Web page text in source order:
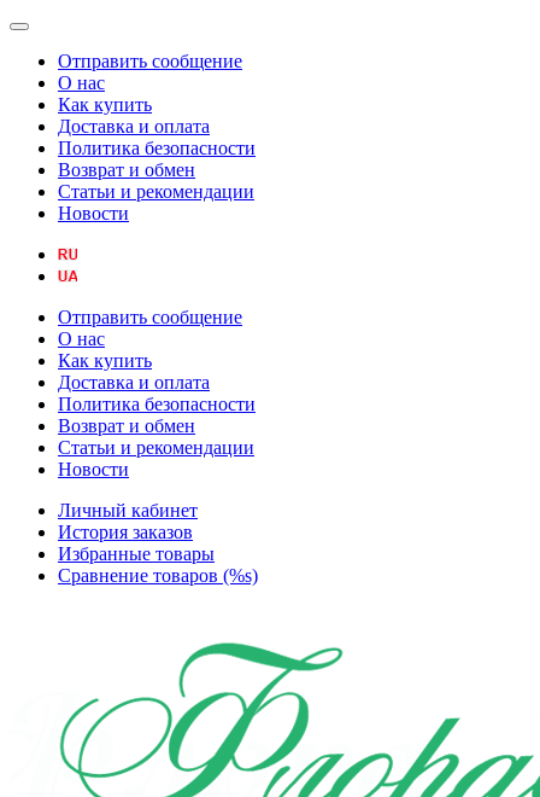
Отправить сообщение
О нас
Как купить
Доставка и оплата
Политика безопасности
Возврат и обмен
Статьи и рекомендации
Новости
Отправить сообщение
О нас
Как купить
Доставка и оплата
Политика безопасности
Возврат и обмен
Статьи и рекомендации
Новости
Личный кабинет
История заказов
Избранные товары
Сравнение товаров (%s)